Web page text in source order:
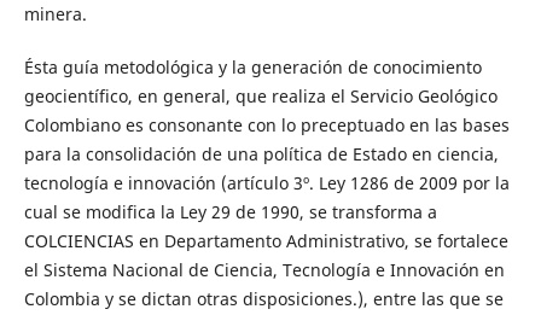
minera.
Ésta guía metodológica y la generación de conocimiento
geocientífico, en general, que realiza el Servicio Geológico
Colombiano es consonante con lo preceptuado en las bases
para la consolidación de una política de Estado en ciencia,
tecnología e innovación (artículo 3º. Ley 1286 de 2009 por la
cual se modifica la Ley 29 de 1990, se transforma a
COLCIENCIAS en Departamento Administrativo, se fortalece
el Sistema Nacional de Ciencia, Tecnología e Innovación en
Colombia y se dictan otras disposiciones.), entre las que se